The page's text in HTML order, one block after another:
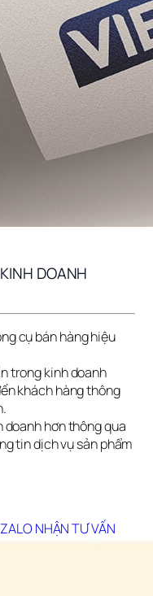
DOANH
cụ bán hàng hiệu
trong kinh doanh
khách hàng thông
doanh hơn thông qua
tin dịch vụ sản phẩm
NHẬN TƯ VẤN